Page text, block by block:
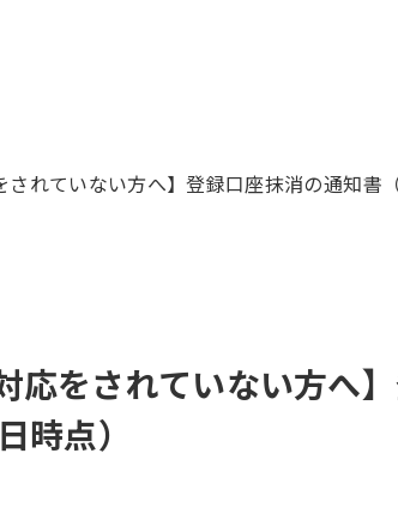
されていない方へ】登録口座抹消の通知
応をされていない方へ
点）